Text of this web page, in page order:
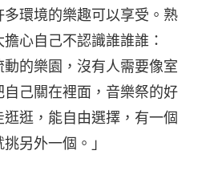
環境的樂趣可以享受。熟
心自己不認識誰誰誰：
動的樂園，沒有人需要像室
己關在裡面，音樂祭的好
逛，能自由選擇，有一個
另外一個。」